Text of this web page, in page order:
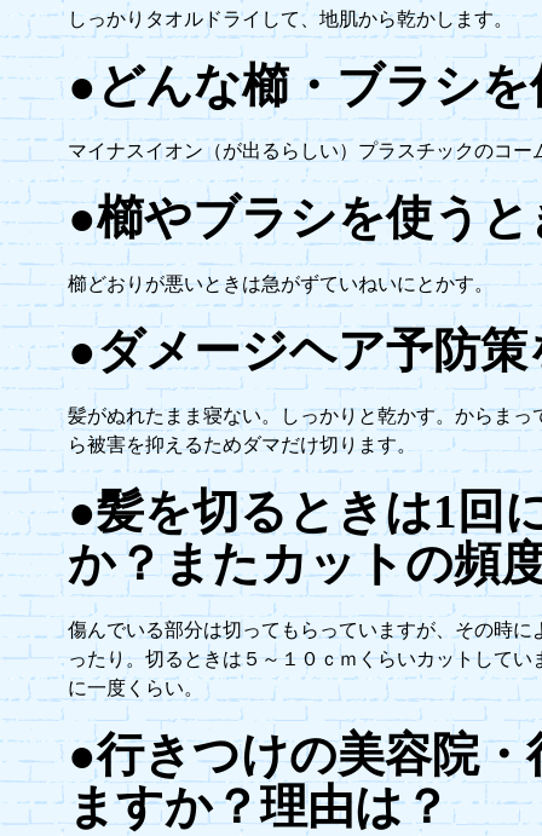
しっかりタオルドライして、地肌から乾かします。
●どんな櫛・ブラシ
マイナスイオン（が出るらしい）プラスチックのコー
●櫛やブラシを使う
櫛どおりが悪いときは急がずていねいにとかす。
●ダメージヘア予防
髪がぬれたまま寝ない。しっかりと乾かす。からまっ
ら被害を抑えるためダマだけ切ります。
●髪を切るときは1回
か？またカットの頻
傷んでいる部分は切ってもらっていますが、その時に
ったり。切るときは５～１０ｃｍくらいカットしてい
に一度くらい。
●行きつけの美容院
ますか？理由は？